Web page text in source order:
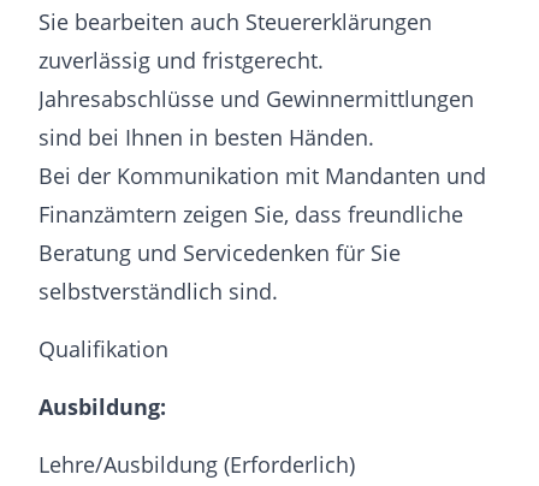
Sie bearbeiten auch Steuererklärungen
zuverlässig und fristgerecht.
Jahresabschlüsse und Gewinnermittlungen
sind bei Ihnen in besten Händen.
Bei der Kommunikation mit Mandanten und
Finanzämtern zeigen Sie, dass freundliche
Beratung und Servicedenken für Sie
selbstverständlich sind.
Qualifikation
Ausbildung:
Lehre/Ausbildung (Erforderlich)